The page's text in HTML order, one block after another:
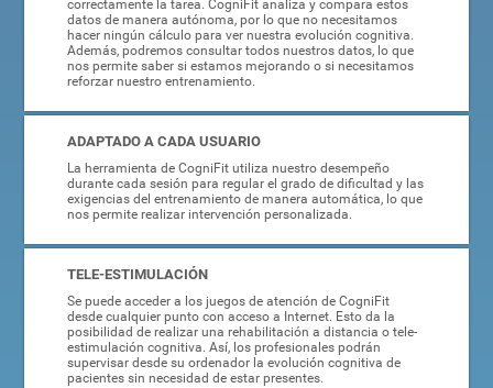
correctamente la tarea. CogniFit analiza y compara estos
datos de manera autónoma, por lo que no necesitamos
hacer ningún cálculo para ver nuestra evolución cognitiva.
Además, podremos consultar todos nuestros datos, lo que
nos permite saber si estamos mejorando o si necesitamos
reforzar nuestro entrenamiento.
ADAPTADO A CADA USUARIO
La herramienta de CogniFit utiliza nuestro desempeño
durante cada sesión para regular el grado de dificultad y las
exigencias del entrenamiento de manera automática, lo que
nos permite realizar intervención personalizada.
TELE-ESTIMULACIÓN
Se puede acceder a los juegos de atención de CogniFit
desde cualquier punto con acceso a Internet. Esto da la
posibilidad de realizar una rehabilitación a distancia o tele-
estimulación cognitiva. Así, los profesionales podrán
supervisar desde su ordenador la evolución cognitiva de
pacientes sin necesidad de estar presentes.